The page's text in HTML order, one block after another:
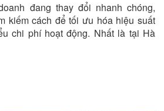
đang thay đổi nhanh chóng,
kiếm cách để tối ưu hóa hiệu suất
chi phí hoạt động. Nhất là tại Hà